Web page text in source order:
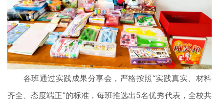
各班通过实践成果分享会，严格按照“实践真实、材料
齐全、态度端正”的标准，每班推选出5名优秀代表，全校共